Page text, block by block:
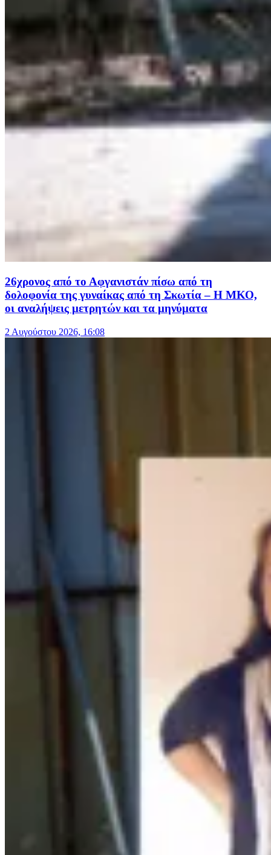
26χρονος από το Αφγανιστάν πίσω από τη
δολοφονία της γυναίκας από τη Σκωτία – Η ΜΚΟ,
οι αναλήψεις μετρητών και τα μηνύματα
2 Αυγούστου 2026, 16:08